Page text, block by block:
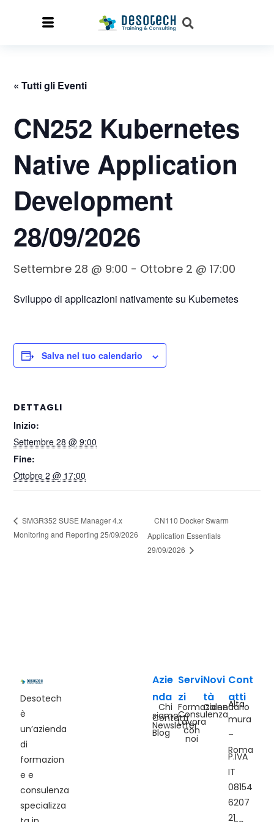
« Tutti gli Eventi
CN252 Kubernetes
Native Application
Development
28/09/2026
Settembre 28 @ 9:00 - Ottobre 2 @ 17:00
Sviluppo di applicazioni nativamente su Kubernetes
Salva nel tuo calendario
DETTAGLI
Inizio:
Settembre 28 @ 9:00
Fine:
Ottobre 2 @ 17:00
SMGR352 SUSE Manager 4.x
Monitoring and Reporting 25/09/2026
CN110 Docker Swarm
Application Essentials
29/09/2026
Desotech
è
un’azienda
di
formazion
e e
consulenza
specializza
Azie
nda
Chi
siamo
Contatti
Newsletter
Blog
Servi
zi
Formazione
Consulenza
Lavora
con
noi
Novi
tà
Calendario
Cont
atti
Alta
mura
–
Roma
P.IVA
IT
08154
6207
21